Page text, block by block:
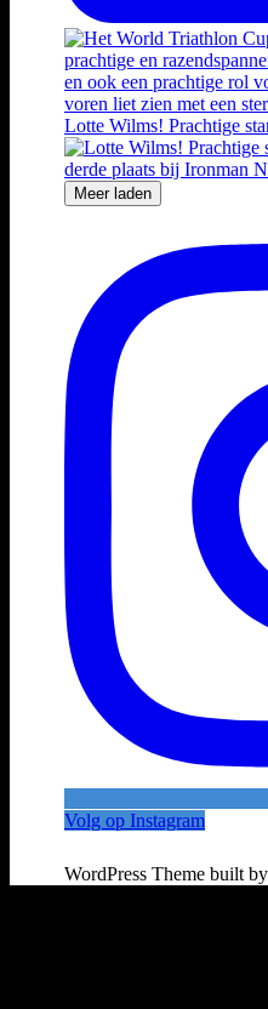
Lotte Wilms! Prachtige
Meer laden
Volg op Instagram
WordPress Theme built by